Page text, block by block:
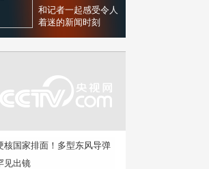
和记者一起感受令人
着迷的新闻时刻
核国家排面！多型东风导弹
见出镜